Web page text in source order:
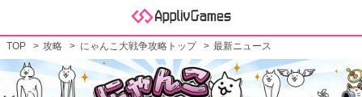
TOP 攻略 にゃんこ大戦争攻略トップ 最新ニュース